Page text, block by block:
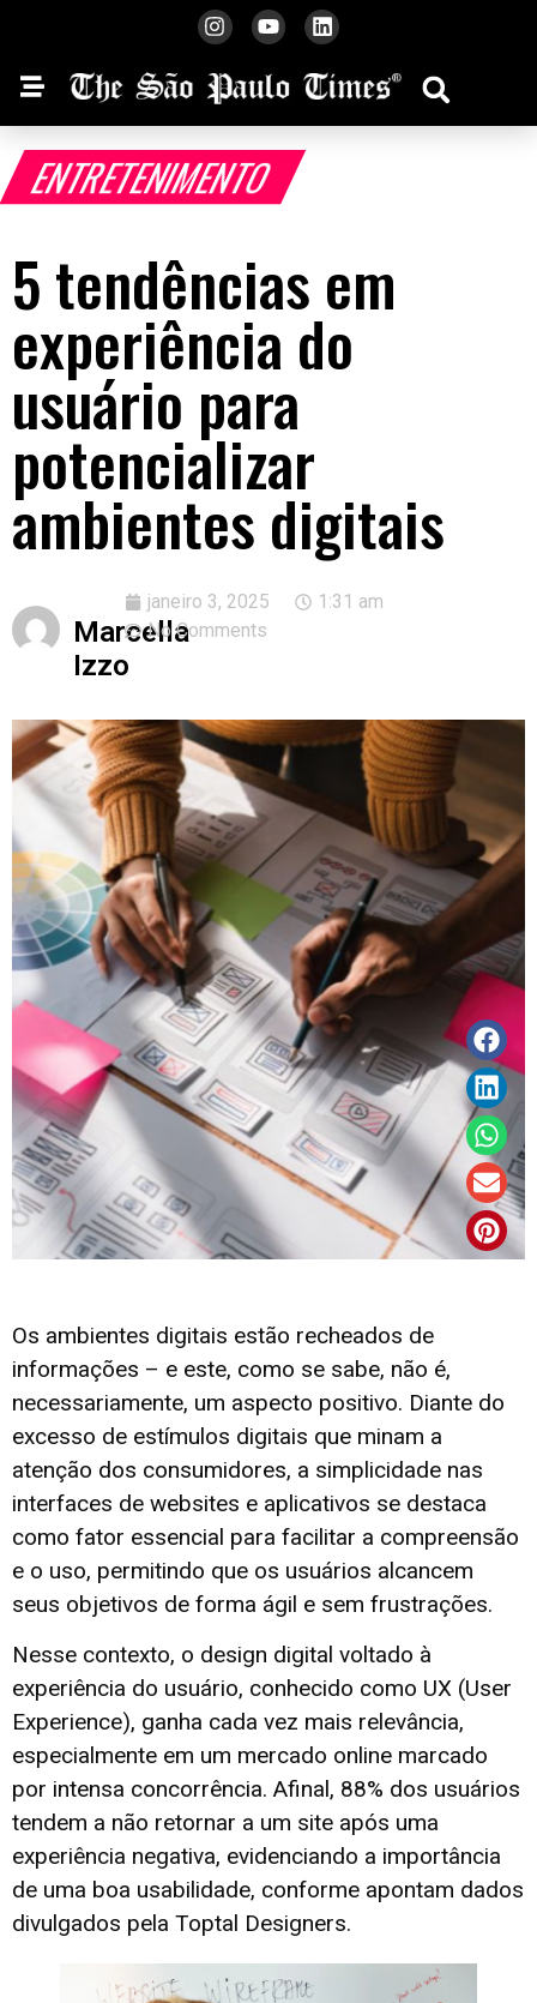
ENTRETENIMENTO
5 tendências em
experiência do
usuário para
potencializar
ambientes digitais
Marcella
Izzo
janeiro 3, 2025
1:31 am
No Comments
Os ambientes digitais estão recheados de
informações – e este, como se sabe, não é,
necessariamente, um aspecto positivo. Diante do
excesso de estímulos digitais que minam a
atenção dos consumidores, a simplicidade nas
interfaces de websites e aplicativos se destaca
como fator essencial para facilitar a compreensão
e o uso, permitindo que os usuários alcancem
seus objetivos de forma ágil e sem frustrações.
Nesse contexto, o design digital voltado à
experiência do usuário, conhecido como UX (User
Experience), ganha cada vez mais relevância,
especialmente em um mercado online marcado
por intensa concorrência. Afinal, 88% dos usuários
tendem a não retornar a um site após uma
experiência negativa, evidenciando a importância
de uma boa usabilidade, conforme apontam dados
divulgados pela Toptal Designers.